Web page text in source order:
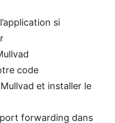
si
code
et installer le
forwarding dans